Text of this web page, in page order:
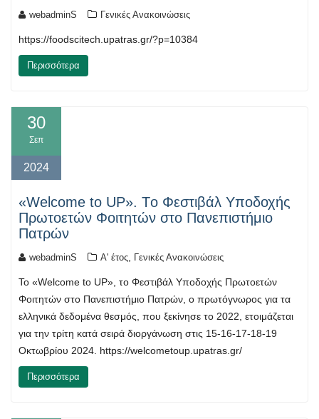
webadminS Γενικές Ανακοινώσεις
https://foodscitech.upatras.gr/?p=10384
Περισσότερα
30
Σεπ
2024
«Welcome to UP». Tο Φεστιβάλ Υποδοχής
Πρωτοετών Φοιτητών στο Πανεπιστήμιο
Πατρών
webadminS Α' έτος, Γενικές Ανακοινώσεις
Το «Welcome to UP», το Φεστιβάλ Υποδοχής Πρωτοετών
Φοιτητών στο Πανεπιστήμιο Πατρών, ο πρωτόγνωρος για τα
ελληνικά δεδομένα θεσμός, που ξεκίνησε το 2022, ετοιμάζεται
για την τρίτη κατά σειρά διοργάνωση στις 15-16-17-18-19
Οκτωβρίου 2024. https://welcometoup.upatras.gr/
Περισσότερα